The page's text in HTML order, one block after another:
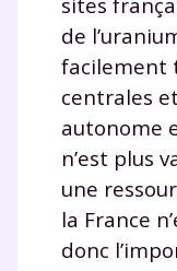
de
facilement
centrales
autonome
n’est plus
une
la France
donc
Votre adresse
désinscrire à
désinscription
en savoir plus
consulter notre